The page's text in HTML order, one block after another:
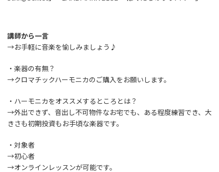
講師から一言
→お手軽に音楽を愉しみましょう♪
・楽器の有無？
→クロマチックハーモニカのご購入をお願いします。
・ハーモニカをオススメするところとは？
→外出できず、音出し不可物件なお宅でも、ある程度練習でき、大
きさも初期投資もお手頃な楽器です。
・対象者
→初心者
→オンラインレッスンが可能です。